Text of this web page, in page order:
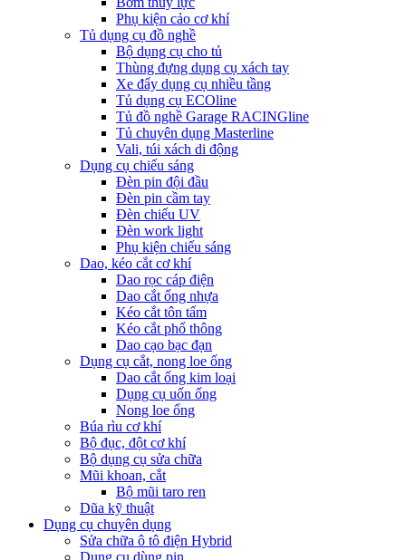
Phụ kiện cảo cơ khí
Tủ dụng cụ đồ nghề
Bộ dụng cụ cho tủ
Thùng đựng dụng cụ xách tay
Xe đẩy dụng cụ nhiều tầng
Tủ dụng cụ ECOline
Tủ đồ nghề Garage RACINGline
Tủ chuyên dụng Masterline
Vali, túi xách di động
Dụng cụ chiếu sáng
Đèn pin đội đầu
Đèn pin cầm tay
Đèn chiếu UV
Đèn work light
Phụ kiện chiếu sáng
Dao, kéo cắt cơ khí
Dao rọc cáp điện
Dao cắt ống nhựa
Kéo cắt tôn tấm
Kéo cắt phổ thông
Dao cạo bạc đạn
Dụng cụ cắt, nong loe ống
Dao cắt ống kim loại
Dụng cụ uốn ống
Nong loe ống
Búa rìu cơ khí
Bộ đục, đột cơ khí
Bộ dụng cụ sửa chữa
Mũi khoan, cắt
Bộ mũi taro ren
Dũa kỹ thuật
Dụng cụ chuyên dụng
Sửa chữa ô tô điện Hybrid
Dụng cụ dùng pin